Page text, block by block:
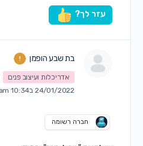
עזר לך?
בת שבע הופמן
אדריכלות ועיצוב פנים
24/01/2022 ב10:34 am
חברה רשומה